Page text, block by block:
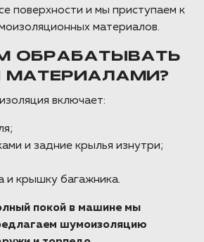
поверхности и мы приступаем к
материалов.
ОБРАБАТЫВАТЬ
МАТЕРИАЛАМИ?
включает:
и задние крылья изнутри;
и крышку багажника.
покой в машине мы
шумоизоляцию